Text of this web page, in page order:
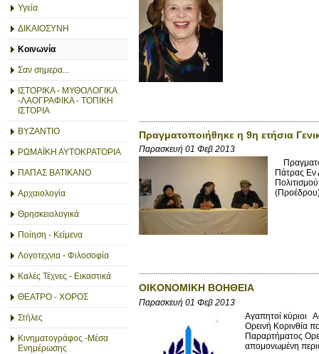
Υγεία
ΔΙΚΑΙΟΣΥΝΗ
Κοινωνία
Σαν σημερα...
ΙΣΤΟΡΙΚΑ - ΜΥΘΟΛΟΓΙΚΑ
-ΛΑΟΓΡΑΦΙΚΑ - ΤΟΠΙΚΗ
ΙΣΤΟΡΙΑ
ΒΥΖΑΝΤΙΟ
ΡΩΜΑΪΚΗ ΑΥΤΟΚΡΑΤΟΡΙΑ
ΠΑΠΑΣ ΒΑΤΙΚΑΝΟ
Αρχαιολογία
Θρησκειολογικά
Ποίηση - Κείμενα
Λογοτεχνια - Φιλοσοφία
Καλές Τέχνες - Εικαστικά
ΘΕΑΤΡΟ - ΧΟΡΟΣ
Στήλες
Κινηματογράφος -Μέσα
Ενημέρωσης
Πραγματοποιήθηκε η 9η ετήσια
Παρασκευή 01 Φεβ 2013
Πάτρας Εν
OIKONOMIKH BΟΗΘΕΙΑ
Παρασκευή 01 Φεβ 2013
Αγαπητοί κύριοι
Ορεινή Κορινθία
Παραρτήματος
απομονωμένη